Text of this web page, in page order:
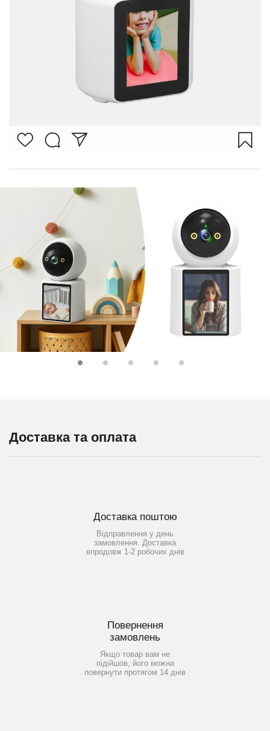
Доставка та оплата
Доставка поштою
Відправлення у день
замовлення. Доставка
впродовж 1-2 робочих днів
Повернення
замовлень
Якщо товар вам не
підійшов, його можна
повернути протягом 14 днів